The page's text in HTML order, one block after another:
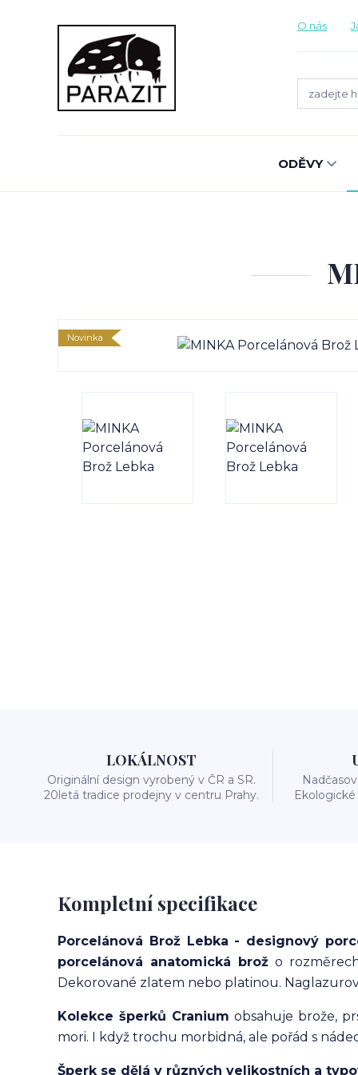
O nás
ODĚVY
Novinka
LOKÁLNOST
Originální design vyrobený v ČR a SR.
20letá tradice prodejny v centru Prahy.
Kompletní specifikace
Porcelánová Brož Lebka - designový
porcelánová anatomická brožo
Dekorované zlatem nebo platinou.
Kolekce šperků Cranium obsahuje brože,
mori. I když trochu morbidná, ale pořád s
Šperk se dělá v různých velikostních a